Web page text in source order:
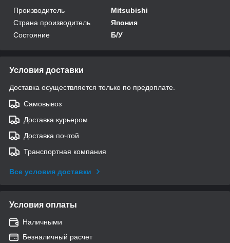
Производитель
Mitsubishi
Страна производитель
Япония
Состояние
Б/У
Условия доставки
Доставка осуществляется только по предоплате.
Самовывоз
Доставка курьером
Доставка почтой
Транспортная компания
Все условия доставки
Условия оплаты
Наличными
Безналичный расчет